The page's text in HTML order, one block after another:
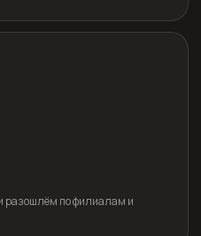
разошлём по филиалам и